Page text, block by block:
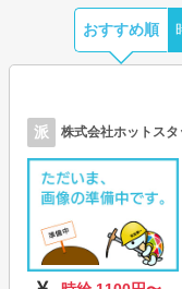
おすすめ順
派 株式会社ホットスタ